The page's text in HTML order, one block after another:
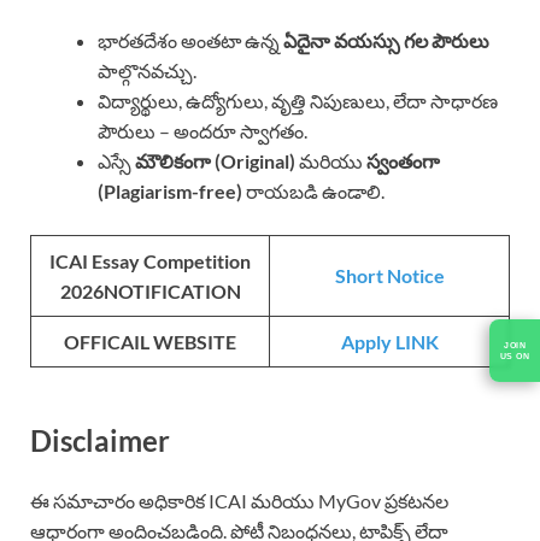
భారతదేశం అంతటా ఉన్న ఏదైనా వయస్సు గల పౌరులు
పాల్గొనవచ్చు.
విద్యార్థులు, ఉద్యోగులు, వృత్తి నిపుణులు, లేదా సాధారణ
పౌరులు – అందరూ స్వాగతం.
ఎస్సే మౌలికంగా (Original) మరియు స్వంతంగా
(Plagiarism-free) రాయబడి ఉండాలి.
ICAI Essay Competition
2026NOTIFICATION
Short Notice
OFFICAIL WEBSITE Apply LINK
Disclaimer
ఈ సమాచారం అధికారిక ICAI మరియు MyGov ప్రకటనల
ఆధారంగా అందించబడింది. పోటీ నిబంధనలు, టాపిక్స్ లేదా